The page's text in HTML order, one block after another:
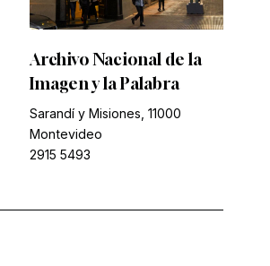
Archivo Nacional de la
Imagen y la Palabra
Sarandí y Misiones, 11000
Montevideo
2915 5493